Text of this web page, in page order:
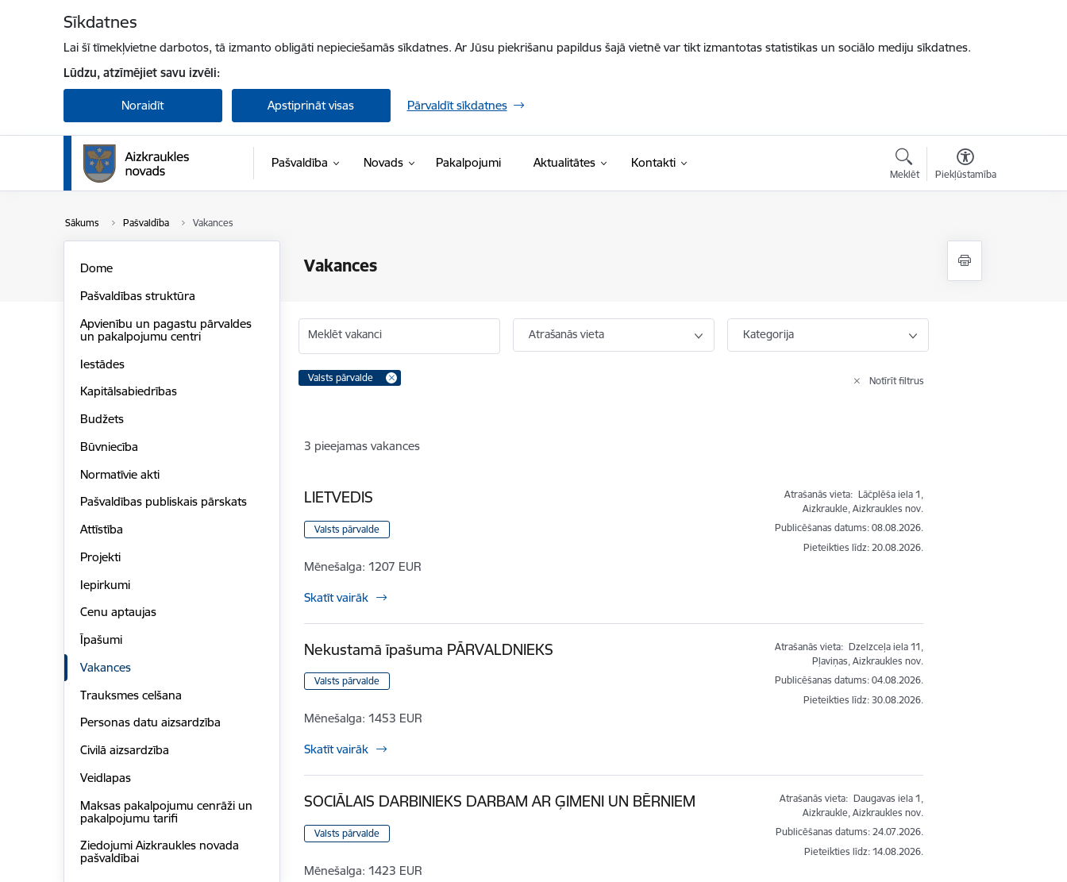
Sīkdatnes
Lai šī tīmekļvietne darbotos, tā izmanto obligāti nepieciešamās sīkdatnes. Ar Jūsu piekrišanu papildus šajā vietnē var tikt izmantotas statistikas un sociālo mediju sīkdatnes.
Lūdzu, atzīmējiet savu izvēli:
Noraidīt Apstiprināt visas Pārvaldīt sīkdatnes
Pašvaldība Novads Pakalpojumi Aktualitātes Kontakti
Meklēt Piekļūstamība
Sākums Pašvaldība Vakances
Vakances
Dome
Pašvaldības struktūra
Apvienību un pagastu pārvaldes
un pakalpojumu centri
Iestādes
Kapitālsabiedrības
Budžets
Būvniecība
Normatīvie akti
Pašvaldības publiskais pārskats
Attīstība
Projekti
Iepirkumi
Cenu aptaujas
Īpašumi
Vakances
Trauksmes celšana
Personas datu aizsardzība
Civilā aizsardzība
Veidlapas
Maksas pakalpojumu cenrāži un
pakalpojumu tarifi
Ziedojumi Aizkraukles novada
pašvaldībai
Meklēt vakanci Atrašanās vieta Kategorija
Valsts pārvalde Notīrīt filtrus
3 pieejamas vakances
LIETVEDIS
Valsts pārvalde
Mēnešalga: 1207 EUR
Skatīt vairāk
Atrašanās vieta: Lāčplēša iela 1,
Aizkraukle, Aizkraukles nov.
Publicēšanas datums: 08.08.2026.
Pieteikties līdz:20.08.2026.
Nekustamā īpašuma PĀRVALDNIEKS
Valsts pārvalde
Mēnešalga: 1453 EUR
Skatīt vairāk
Atrašanās vieta: Dzelzceļa iela 11,
Pļaviņas, Aizkraukles nov.
Publicēšanas datums: 04.08.2026.
Pieteikties līdz:30.08.2026.
SOCIĀLAIS DARBINIEKS DARBAM AR ĢIMENI UN BĒRNIEM
Valsts pārvalde
Mēnešalga: 1423 EUR
Atrašanās vieta: Daugavas iela 1,
Aizkraukle, Aizkraukles nov.
Publicēšanas datums: 24.07.2026.
Pieteikties līdz:14.08.2026.